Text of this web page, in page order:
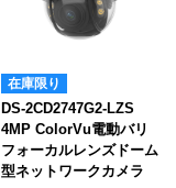
在庫限り
DS-2CD2747G2-LZS
4MP ColorVu電動バリ
フォーカルレンズドーム
型ネットワークカメラ